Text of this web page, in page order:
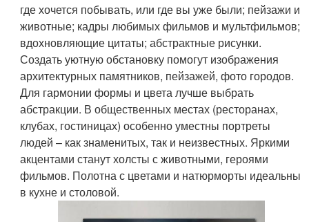
где хочется побывать, или где вы уже были; пейзажи и
животные; кадры любимых фильмов и мультфильмов;
вдохновляющие цитаты; абстрактные рисунки.
Создать уютную обстановку помогут изображения
архитектурных памятников, пейзажей, фото городов.
Для гармонии формы и цвета лучше выбрать
абстракции. В общественных местах (ресторанах,
клубах, гостиницах) особенно уместны портреты
людей – как знаменитых, так и неизвестных. Яркими
акцентами станут холсты с животными, героями
фильмов. Полотна с цветами и натюрморты идеальны
в кухне и столовой.